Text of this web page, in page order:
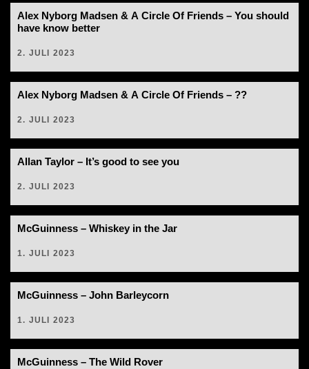
Alex Nyborg Madsen & A Circle Of Friends – You should
have know better
2. JULI 2023
Alex Nyborg Madsen & A Circle Of Friends – ??
2. JULI 2023
Allan Taylor – It’s good to see you
2. JULI 2023
McGuinness – Whiskey in the Jar
1. JULI 2023
McGuinness – John Barleycorn
1. JULI 2023
McGuinness – The Wild Rover